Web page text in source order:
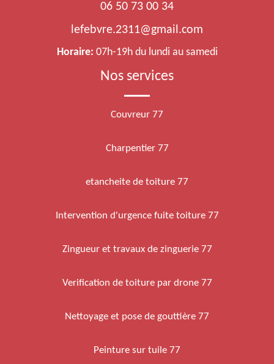
06 50 73 00 34
lefebvre.2311@gmail.com
Horaire: 07h-19h du lundi au samedi
Nos services
Couvreur 77
Charpentier 77
etancheite de toiture 77
Intervention d'urgence fuite toiture 77
Zingueur et travaux de zinguerie 77
Verification de toiture par drone 77
Nettoyage et pose de gouttière 77
Peinture sur tuile 77